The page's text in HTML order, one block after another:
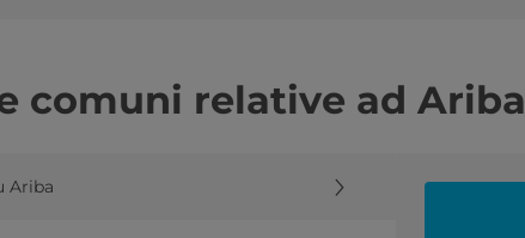
comuni relative ad Ariba
Ariba